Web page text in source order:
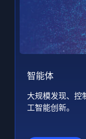
智能体
大规模发现、控
工智能创新。